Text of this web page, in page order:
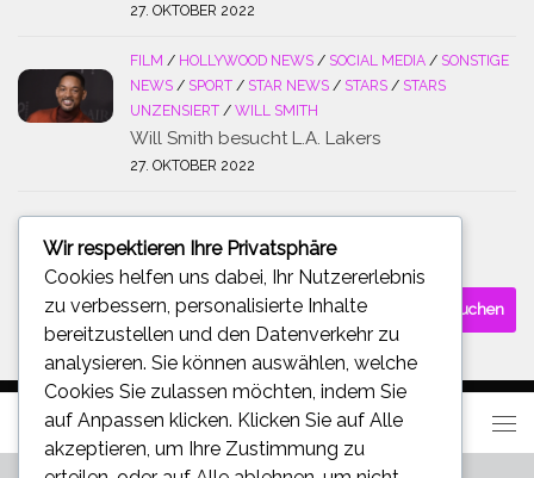
27. OKTOBER 2022
FILM / HOLLYWOOD NEWS / SOCIAL MEDIA / SONSTIGE
NEWS / SPORT / STAR NEWS / STARS / STARS
UNZENSIERT / WILL SMITH
Will Smith besucht L.A. Lakers
27. OKTOBER 2022
SUCHE
Suchen
nach:
Wir respektieren Ihre Privatsphäre
Cookies helfen uns dabei, Ihr Nutzererlebnis
zu verbessern, personalisierte Inhalte
bereitzustellen und den Datenverkehr zu
analysieren. Sie können auswählen, welche
Cookies Sie zulassen möchten, indem Sie
auf Anpassen klicken. Klicken Sie auf Alle
akzeptieren , um Ihre Zustimmung zu